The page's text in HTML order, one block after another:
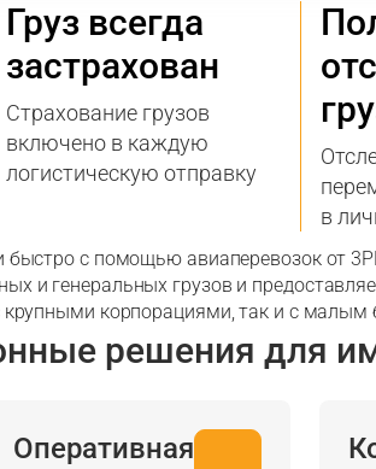
Груз всегда
застрахован
Страхование грузов
включено в каждую
логистическую отправку
в
быстро с помощью авиаперевозок от
и генеральных грузов и
крупными корпорациями, так и с малым
решения для
Оперативная